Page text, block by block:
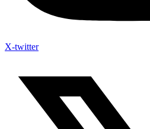
X-twitter